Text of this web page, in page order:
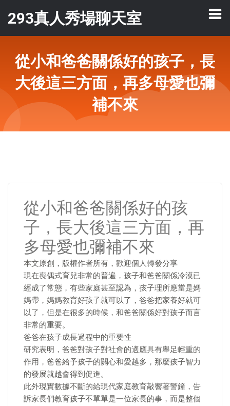
293真人秀場聊天室
從小和爸爸關係好的孩子，長
大後這三方面，再多母愛也彌
補不來
從小和爸爸關係好的孩
子，長大後這三方面，再
多母愛也彌補不來
本文原創，版權作者所有，歡迎個人轉發分享
現在喪偶式育兒非常的普遍，孩子和爸爸關係冷漠已
經成了常態，有些家庭甚至認為，孩子理所應當是媽
媽帶，媽媽教育好孩子就可以了，爸爸把家養好就可
以了，但是在很多的時候，和爸爸關係好對孩子而言
非常的重要。
爸爸在孩子成長過程中的重要性
研究表明，爸爸對孩子對社會的適應具有舉足輕重的
作用，爸爸給予孩子的關心和愛越多，那麼孩子智力
的發展就越會得到促進。
此外現實數據不斷的給現代家庭教育敲響著警鐘，告
訴家長們教育孩子不單單是一位家長的事，而是整個